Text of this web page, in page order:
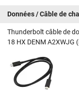
Données / Câble de
Thunderbolt câble de
18 HX DENM A2XWJG